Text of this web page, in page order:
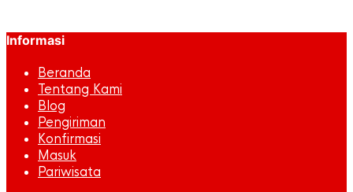
Informasi
Beranda
Tentang Kami
Blog
Pengiriman
Konfirmasi
Masuk
Pariwisata